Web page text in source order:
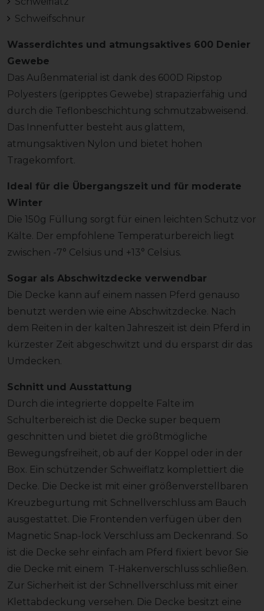
Schweifschnur
Wasserdichtes und atmungsaktives 600 Denier
Gewebe
Das Außenmaterial ist dank des 600D Ripstop
Polyesters (geripptes Gewebe) strapazierfähig und
durch die Teflonbeschichtung schmutzabweisend.
Das Innenfutter besteht aus glattem,
atmungsaktiven Nylon und bietet hohen
Tragekomfort.
Ideal für die Übergangszeit und für moderate
Winter
Die 150g Füllung sorgt für einen leichten Schutz vor
Kälte. Der empfohlene Temperaturbereich liegt
zwischen -7° Celsius und +13° Celsius.
Sogar als Abschwitzdecke verwendbar
Die Decke kann auf einem nassen Pferd genauso
benutzt werden wie eine Abschwitzdecke. Nach
dem Reiten in der kalten Jahreszeit ist dein Pferd in
kürzester Zeit abgeschwitzt und du ersparst dir das
Umdecken.
Schnitt und Ausstattung
Durch die integrierte doppelte Falte im
Schulterbereich ist die Decke super bequem
geschnitten und bietet die größtmögliche
Bewegungsfreiheit, ob auf der Koppel oder in der
Box. Ein schützender Schweiflatz komplettiert die
Decke. Die Decke ist mit einer größenverstellbaren
Kreuzbegurtung mit Schnellverschluss am Bauch
ausgestattet. Die Frontenden verfügen über den
Magnetic Snap-lock Verschluss am Deckenrand. So
ist die Decke sehr einfach am Pferd fixiert bevor Sie
die Decke mit einem T-Hakenverschluss schließen.
Zur Sicherheit ist der Schnellverschluss mit einer
Klettabdeckung versehen. Die Decke besitzt eine